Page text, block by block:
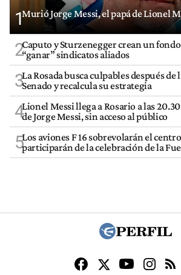
1Murió Jorge Messi, el papá de Lionel
2Caputo y Sturzenegger crean un
“ganar” sindicatos aliados
3La Rosada busca culpables después de
Senado y recalcula su estrategia
4Lionel Messi llega a Rosario a las
de Jorge Messi, sin acceso al público
5Los aviones F 16 sobrevolarán el
participarán de la celebración de la